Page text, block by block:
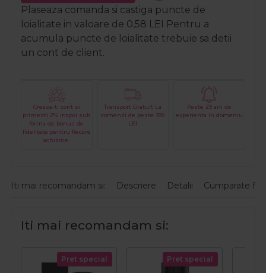
Plaseaza comanda si castiga puncte de
loialitate in valoare de 0,58 LEI Pentru a
acumula puncte de loialitate trebuie sa detii
un cont de client.
Creaza-ti cont si
primesti 2% inapoi sub
forma de bonus de
fidelitate pentru fiecare
achizitie.
Transport Gratuit La
comenzi de peste 399
LEI
Peste 29 ani de
experienta in domeniu
Iti mai recomandam si: Descriere Detalii Cumparate
Iti mai recomandam si:
Pret special Pret special